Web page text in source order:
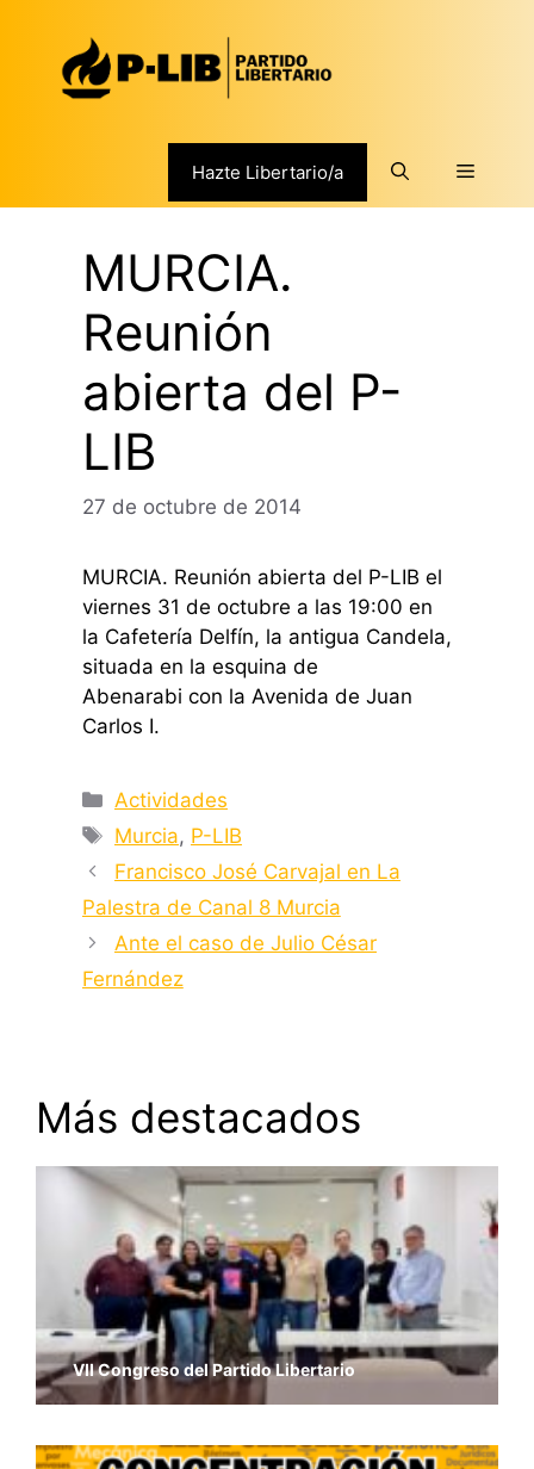
contenido
Hazte Libertario/a Menú
MURCIA.
Reunión
abierta del P-
LIB
27 de octubre de 2014
MURCIA. Reunión abierta del P-LIB el
viernes 31 de octubre a las 19:00 en
la Cafetería Delfín, la antigua Candela,
situada en la esquina de
Abenarabi con la Avenida de Juan
Carlos I.
Categorías
Actividades
Etiquetas
Murcia, P-LIB
Francisco José Carvajal en La
Palestra de Canal 8 Murcia
Ante el caso de Julio César
Fernández
Más destacados
VII Congreso del Partido Libertario